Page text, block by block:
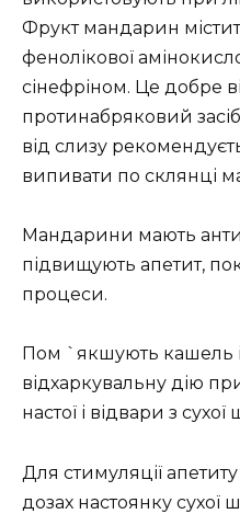
Фрукт мандарин
фенолікової
сінефріном. Це добре
протинабряковий
від слизу
випивати по склянці
Мандарини мають
підвищують апетит,
процеси.
Пом `якшують кашель
відхаркувальну дію при
настої і відвари з
Для стимуляції
дозах настоянку сухої